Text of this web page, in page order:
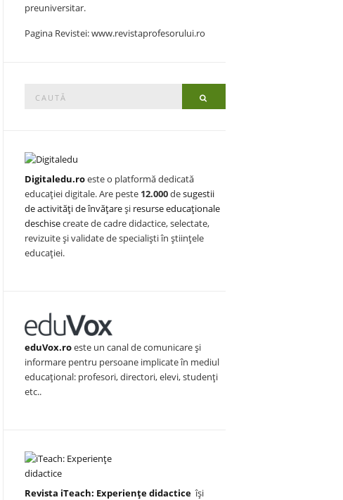
preuniversitar.
Pagina Revistei: www.revistaprofesorului.ro
for:
Digitaledu.roeste o platformă dedicată
educației digitale. Are peste 12.000desugestii
de activități de învățareși resurse educaționale
deschisecreate de cadre didactice, selectate,
revizuite și validate de specialiști în științele
educației.
eduVox.roeste un canal de comunicare și
informare pentru persoane implicate în mediul
educațional: profesori, directori, elevi, studenți
etc..
Revista iTeach: Experienţe didactice îşi